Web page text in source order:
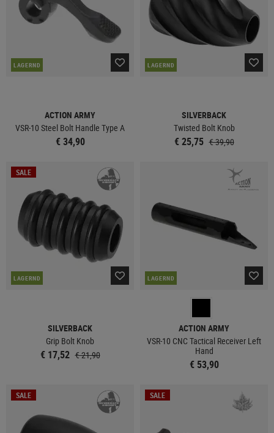
LAGERND
ACTION ARMY
VSR-10 Steel Bolt Handle Type A
€ 34,90
LAGERND
SILVERBACK
Twisted Bolt Knob
€ 25,75 € 39,90
SALE
LAGERND
SILVERBACK
Grip Bolt Knob
€ 17,52 € 21,90
LAGERND
ACTION ARMY
VSR-10 CNC Tactical Receiver Left
Hand
€ 53,90
SALE SALE